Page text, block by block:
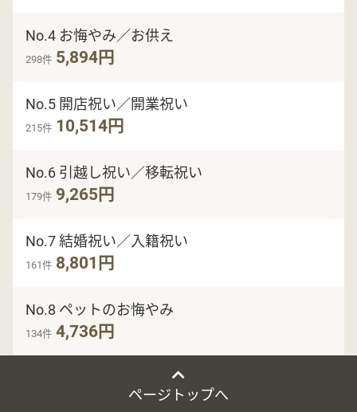
No.4 お悔やみ／お供え
298件 5,894円
No.5 開店祝い／開業祝い
215件 10,514円
No.6 引越し祝い／移転祝い
179件 9,265円
No.7 結婚祝い／入籍祝い
161件 8,801円
No.8 ペットのお悔やみ
134件 4,736円
ページトップへ